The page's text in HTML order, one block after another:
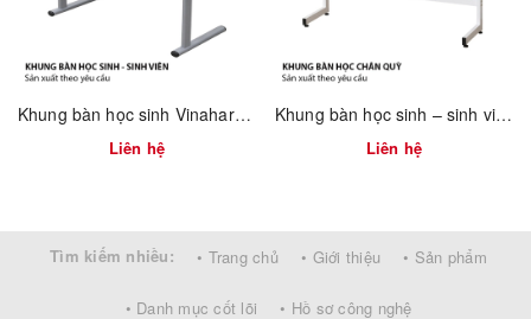
tốt và ổn định.
3. Ưu Điểm Nổi Bật
Khung thép sơn tĩnh điện chống rỉ, bền đẹp theo thời gian,
phù hợp khí hậu nhiệt đới.
Tùy biến linh hoạt:Có thể chọn màu sơn đen, trắng, hoặc ghi;
Khung bàn học sinh Vinahardware sơn xám – 2300.3.12908
Liên hệ
Khung bàn học sinh – sinh viên 750mm tháo ráp nhanh Vinahardware 2300.1.34805
Liên hệ
Tìm kiếm nhiều: • Trang chủ • Giới thiệu • Sản phẩm
• Danh mục cốt lõi • Hồ sơ công nghệ